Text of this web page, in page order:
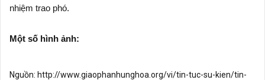
nhiệm trao phó.
Một số hình ảnh:
Nguồn: http://www.giaophanhunghoa.org/vi/tin-tuc-su-kien/tin-